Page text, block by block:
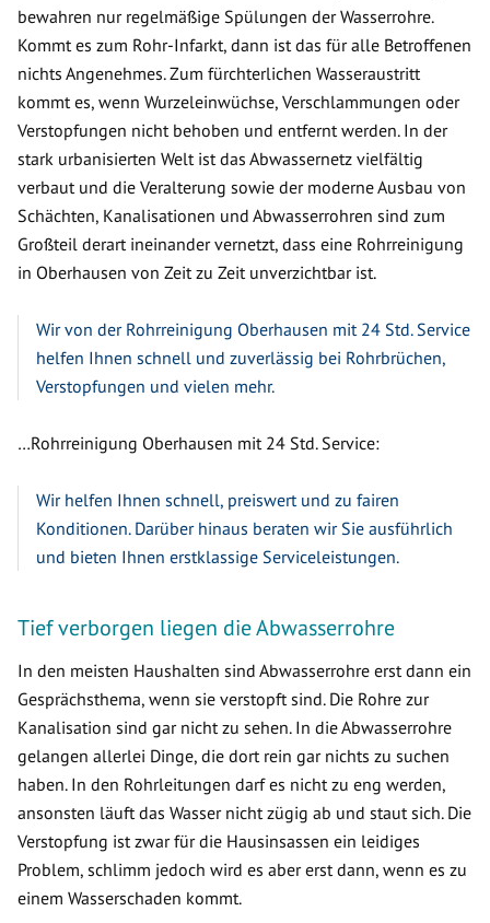
bewahren nur regelmäßige Spülungen der Wasserrohre.
Kommt es zum Rohr-Infarkt, dann ist das für alle Betroffenen
nichts Angenehmes. Zum fürchterlichen Wasseraustritt
kommt es, wenn Wurzeleinwüchse, Verschlammungen oder
Verstopfungen nicht behoben und entfernt werden. In der
stark urbanisierten Welt ist das Abwassernetz vielfältig
verbaut und die Veralterung sowie der moderne Ausbau von
Schächten, Kanalisationen und Abwasserrohren sind zum
Großteil derart ineinander vernetzt, dass eine Rohrreinigung
in Oberhausen von Zeit zu Zeit unverzichtbar ist.
Wir von der Rohrreinigung Oberhausen mit 24 Std. Service
helfen Ihnen schnell und zuverlässig bei Rohrbrüchen,
Verstopfungen und vielen mehr.
…Rohrreinigung Oberhausen mit 24 Std. Service:
Wir helfen Ihnen schnell, preiswert und zu fairen
Konditionen. Darüber hinaus beraten wir Sie ausführlich
und bieten Ihnen erstklassige Serviceleistungen.
Tief verborgen liegen die Abwasserrohre
In den meisten Haushalten sind Abwasserrohre erst dann ein
Gesprächsthema, wenn sie verstopft sind. Die Rohre zur
Kanalisation sind gar nicht zu sehen. In die Abwasserrohre
gelangen allerlei Dinge, die dort rein gar nichts zu suchen
haben. In den Rohrleitungen darf es nicht zu eng werden,
ansonsten läuft das Wasser nicht zügig ab und staut sich. Die
Verstopfung ist zwar für die Hausinsassen ein leidiges
Problem, schlimm jedoch wird es aber erst dann, wenn es zu
einem Wasserschaden kommt.